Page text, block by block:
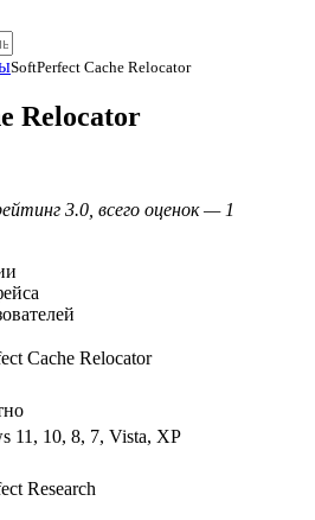
SoftPerfect Cache Relocator
Relocator
3.0, всего оценок — 1
Cache Relocator
11, 10, 8, 7, Vista, XP
Research